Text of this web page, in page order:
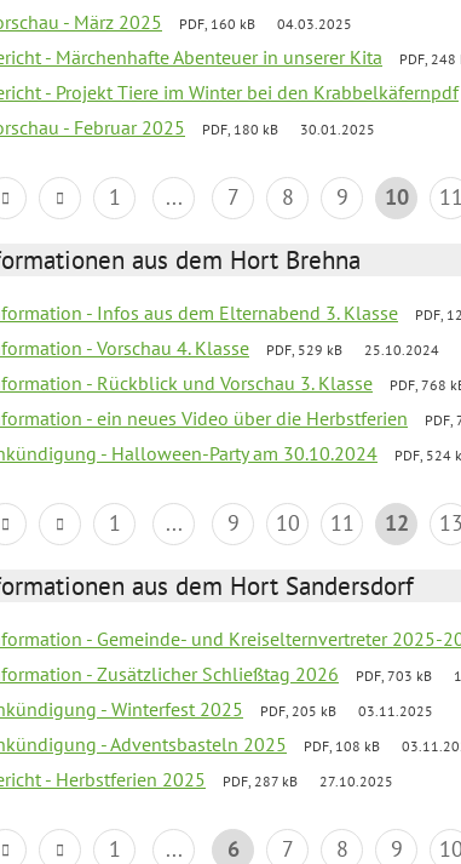
- März 2025 PDF, 160 kB 04.03.2025
- Märchenhafte Abenteuer in unserer Kita PDF, 248
- Projekt Tiere im Winter bei den Krabbelkäfernpdf
- Februar 2025 PDF, 180 kB 30.01.2025
1 ... 7 8 9 10 11
aus dem Hort Brehna
- Infos aus dem Elternabend 3. Klasse PDF,
- Vorschau 4. Klasse PDF, 529 kB 25.10.2024
- Rückblick und Vorschau 3. Klasse PDF, 768
- ein neues Video über die Herbstferien PDF,
- Halloween-Party am 30.10.2024 PDF, 524
1 ... 9 10 11 12 13
aus dem Hort Sandersdorf
- Gemeinde- und Kreiselternvertreter 2025-
- Zusätzlicher Schließtag 2026 PDF, 703 kB
- Winterfest 2025 PDF, 205 kB 03.11.2025
- Adventsbasteln 2025 PDF, 108 kB
- Herbstferien 2025 PDF, 287 kB 27.10.2025
1 ... 6 7 8 9 10